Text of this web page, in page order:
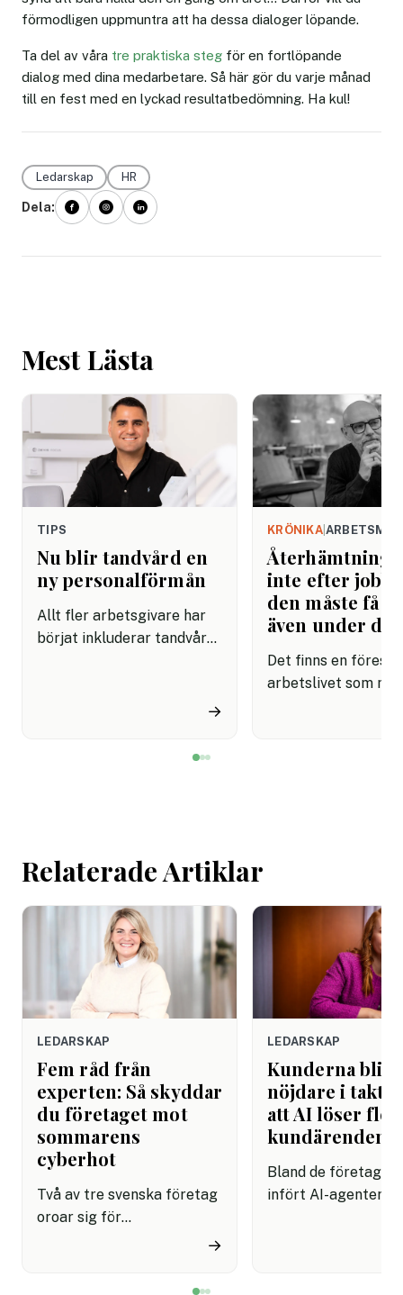
förmodligen uppmuntra att ha dessa dialoger löpande.
Ta del av våra tre praktiska steg för en fortlöpande
dialog med dina medarbetare. Så här gör du varje månad
till en fest med en lyckad resultatbedömning. Ha kul!
Ledarskap HR
Dela:
Mest Lästa
TIPS
Nu blir tandvård en
ny personalförmån
Allt fler arbetsgivare har
börjat inkluderar tandvård i
miljon svenskar uppger att
→
KRÖNIKA|
Återhämtning
inte efter
den måste få
även under
Det finns en
arbetslivet som
Relaterade Artiklar
LEDARSKAP
Fem råd från
experten: Så skyddar
du företaget mot
sommarens
cyberhot
Två av tre svenska företag
oroar sig för
innebär semestertider med
→
LEDARSKAP
Kunderna blir
nöjdare i takt
att AI löser fler
kundärenden
Bland de företag
infört AI-agenter i